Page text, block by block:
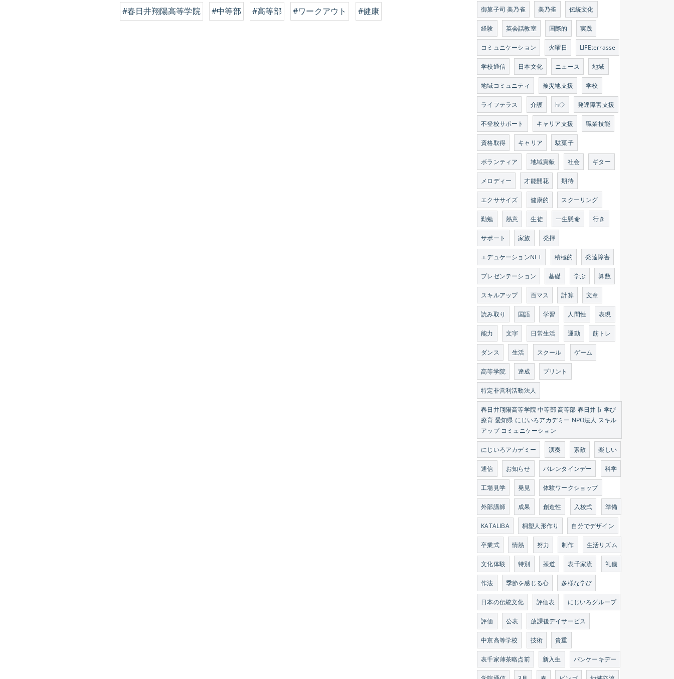
#春日井翔陽高等学院
#中等部 #高等部 #ワークアウト #健康 御菓子司 美乃雀 美乃雀 伝統文化
経験 英会話教室 国際的 実践
コミュニケーション 火曜日 LIFEterrasse
学校通信 日本文化 ニュース 地域
地域コミュニティ 被災地支援 学校
ライフテラス 介護 h◇ 発達障害支援
不登校サポート キャリア支援 職業技能
資格取得 キャリア 駄菓子
ボランティア 地域貢献 社会 ギター
メロディー 才能開花 期待
エクササイズ 健康的 スクーリング
勤勉 熱意 生徒 一生懸命 行き
サポート 家族 発揮
エデュケーションNET 積極的 発達障害
プレゼンテーション 基礎 学ぶ 算数
スキルアップ 百マス 計算 文章
読み取り 国語 学習 人間性 表現
能力 文字 日常生活 運動 筋トレ
ダンス 生活 スクール ゲーム
高等学院 達成 プリント
特定非営利活動法人
春日井翔陽高等学院 中等部 高等部 春日井市 学び
療育 愛知県 にじいろアカデミー NPO法人 スキル
アップ コミュニケーション
にじいろアカデミー 演奏 素敵 楽しい
通信 お知らせ バレンタインデー 科学
工場見学 発見 体験ワークショップ
外部講師 成果 創造性 入校式 準備
KATALIBA 桐塑人形作り 自分でデザイン
卒業式 情熱 努力 制作 生活リズム
文化体験 特別 茶道 表千家流 礼儀
作法 季節を感じる心 多様な学び
日本の伝統文化 評価表 にじいろグループ
評価 公表 放課後デイサービス
中京高等学校 技術 貴重
表千家薄茶略点前 新入生 パンケーキデー